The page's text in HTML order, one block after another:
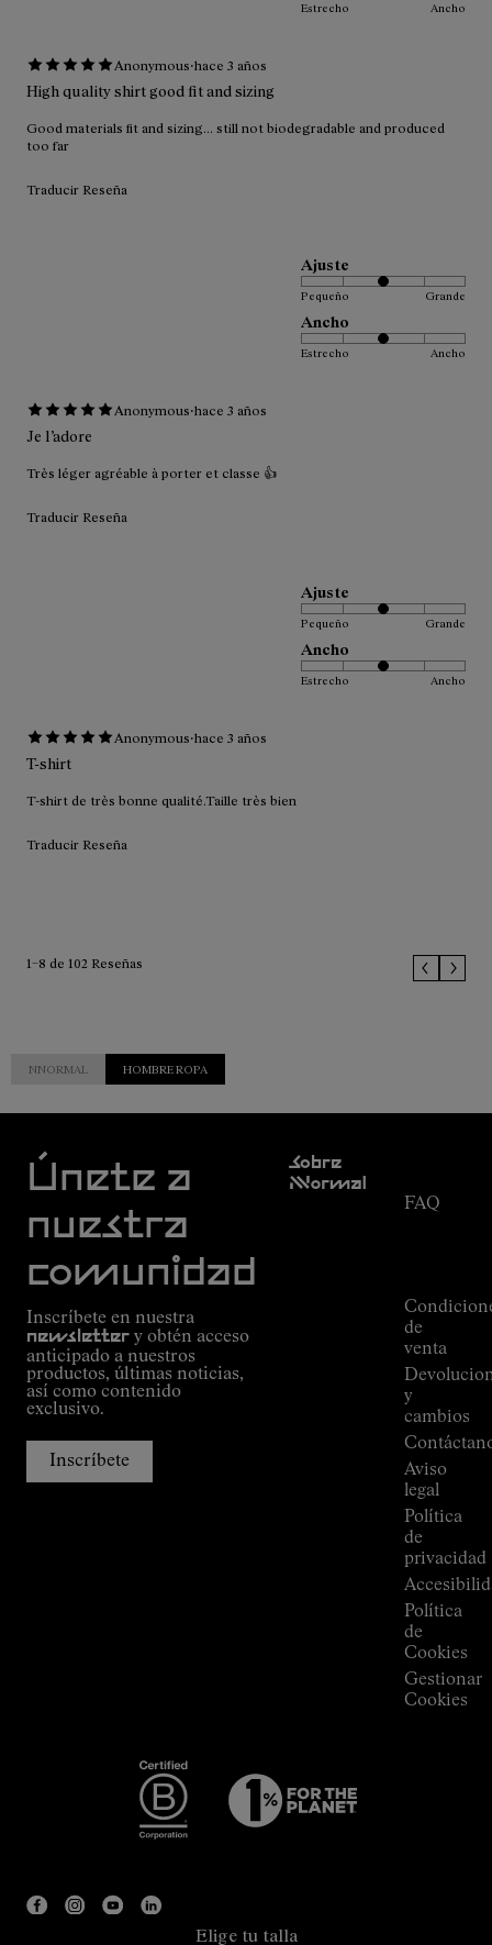
Elige tu talla
Estrecho Ancho
Anonymous·hace 3 años
High quality shirt good fit and sizing
Good materials fit and sizing... still not biodegradable and produced
too far
Traducir Reseña
Ajuste
Pequeño Grande
Ancho
Estrecho Ancho
Anonymous·hace 3 años
Je l’adore
Très léger agréable à porter et classe 👍
Traducir Reseña
Ajuste
Pequeño Grande
Ancho
Estrecho Ancho
Anonymous·hace 3 años
T-shirt
T-shirt de très bonne qualité.Taille très bien
Traducir Reseña
1–8 de 102 Reseñas
NNORMAL HOMBRE ROPA
Únete a
nuestra
comunidad
Inscríbete en nuestra
newsletter y obtén acceso
anticipado a nuestros
productos, últimas noticias,
así como contenido
exclusivo.
Inscríbete
Sobre
Nnormal
FAQ
de
venta
y
cambios
Aviso
legal
Política
de
privacidad
Política
de
Cookies
Gestionar
Cookies